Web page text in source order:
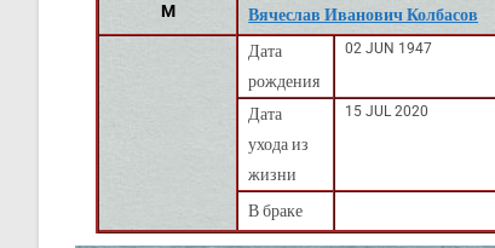
M
Вячеслав Иванович Колбасов
Дата
рождения
02 JUN 1947
Дата
ухода из
жизни
15 JUL 2020
В браке